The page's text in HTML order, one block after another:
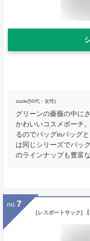
zazie(50代・女性)
グリーンの薔薇の中に
かわいいコスメポーチ
るのでバッグinバッグ
は同じシリーズでバッ
のラインナップも豊富
no. 7